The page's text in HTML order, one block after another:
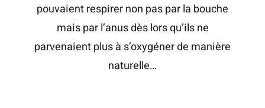
pouvaient respirer non pas par la bouche
mais par l’anus dès lors qu’ils ne
parvenaient plus à s’oxygéner de manière
naturelle…